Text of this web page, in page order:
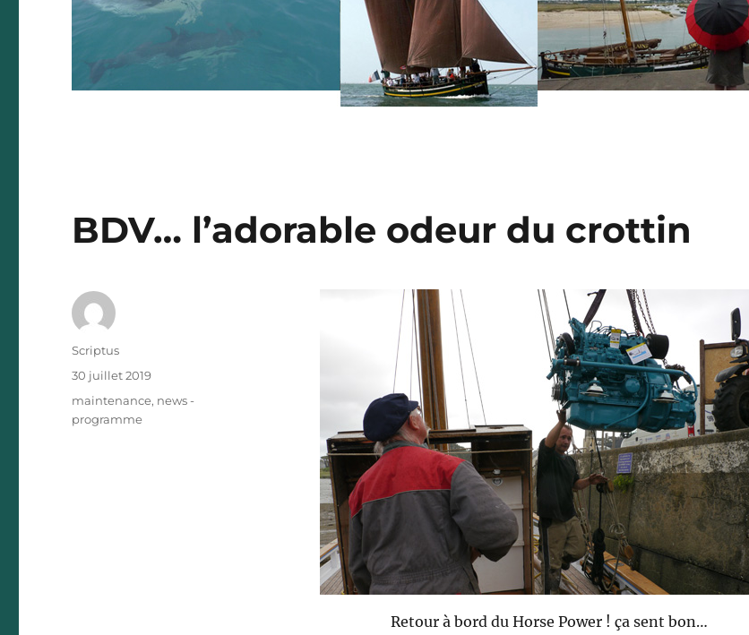
BDV… l’adorable odeur du crottin
Retour à bord du Horse Power ! ça sent bon…
Auteur
Scriptus
Publié
30 juillet 2019
Catégories
maintenance, news -
programme